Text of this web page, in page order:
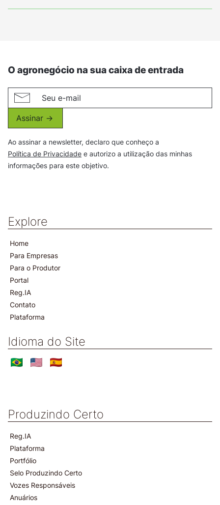
Explore
Home
Para Empresas
Para o Produtor
Portal
Reg.IA
Contato
Plataforma
Idioma do Site
Produzindo Certo
Reg.IA
Plataforma
Portfólio
Selo Produzindo Certo
Vozes Responsáveis
Anuários
O agronegócio na sua caixa de entrada
Assinar ->
Ao assinar a newsletter, declaro que conheço a
Política de Privacidade e autorizo a utilização das minhas
informações para este objetivo.